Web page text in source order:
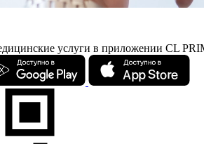
услуги в приложении CL